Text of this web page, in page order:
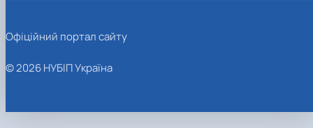
Офіційний портал сайту
© 2026 НУБІП Україна